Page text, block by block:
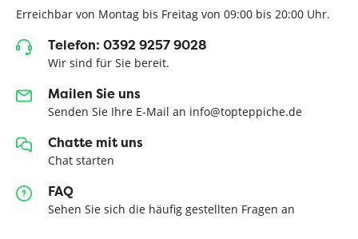
Erreichbar von Montag bis Freitag von 09:00 bis 20:00 Uhr.
Telefon: 0392 9257 9028
Wir sind für Sie bereit.
Mailen Sie uns
Senden Sie Ihre E-Mail an info@topteppiche.de
Chatte mit uns
Chat starten
FAQ
Sehen Sie sich die häufig gestellten Fragen an